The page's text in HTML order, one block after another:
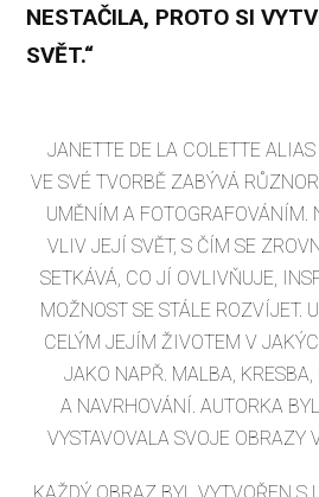
NESTAČILA, PROTO SI
SVĚT.“
JANETTE DE LA COLETTE
VE SVÉ TVORBĚ ZABÝVÁ
UMĚNÍM A FOTOGRAFOVÁNÍM.
VLIV JEJÍ SVĚT, S ČÍM SE
SETKÁVÁ, CO JÍ OVLIVŇUJE,
MOŽNOST SE STÁLE ROZVÍJET.
CELÝM JEJÍM ŽIVOTEM V
JAKO NAPŘ. MALBA,
A NAVRHOVÁNÍ. AUTORKA
VYSTAVOVALA SVOJE OBRAZY